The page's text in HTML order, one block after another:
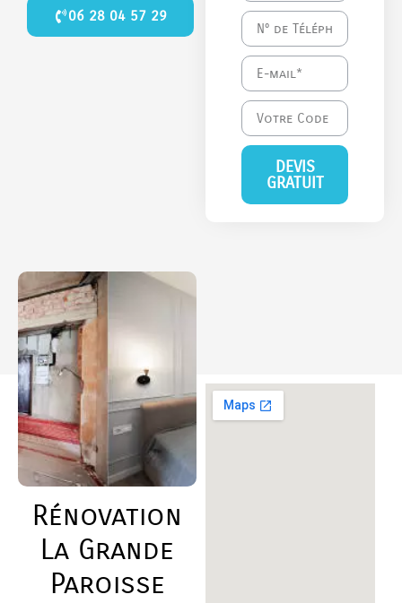
06 28 04 57 29
DEVIS
GRATUIT
Rénovation
La Grande
Paroisse